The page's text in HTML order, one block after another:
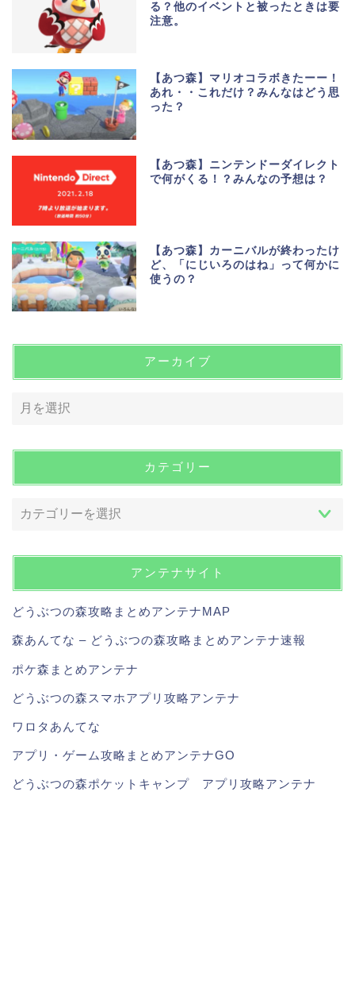
る？他のイベントと被ったときは要
注意。
【あつ森】マリオコラボきたーー！
あれ・・これだけ？みんなはどう思
った？
【あつ森】ニンテンドーダイレクト
で何がくる！？みんなの予想は？
【あつ森】カーニバルが終わったけ
ど、「にじいろのはね」って何かに
使うの？
アーカイブ
カテゴリー
アンテナサイト
どうぶつの森攻略まとめアンテナMAP
森あんてな – どうぶつの森攻略まとめアンテナ速報
ポケ森まとめアンテナ
どうぶつの森スマホアプリ攻略アンテナ
ワロタあんてな
アプリ・ゲーム攻略まとめアンテナGO
どうぶつの森ポケットキャンプ アプリ攻略アンテナ